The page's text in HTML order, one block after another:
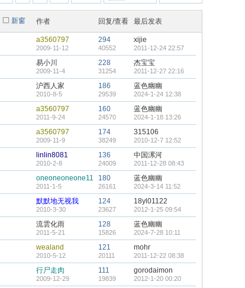
新窗 作者 回复/查看 最后发表
a3560797
2009-11-12
294
40552
xijie
2011-12-24 22:57
易小川
2009-11-4
228
31254
杰宝宝
2011-12-27 22:16
沪西人家
2010-8-5
186
29539
蓝色幽幽
2024-1-24 12:38
a3560797
2011-9-24
160
24570
蓝色幽幽
2024-1-18 13:26
a3560797
2009-11-9
174
38249
315106
2010-12-7 12:52
linlin8081
2010-2-8
136
24009
中国漯河
2011-12-28 08:43
oneoneoneone11
2011-1-5
180
26161
蓝色幽幽
2024-3-14 11:52
默默地无视我
2010-3-30
124
23627
18yl01122
2012-1-25 09:54
流雲化雨
2011-5-21
128
15826
蓝色幽幽
2024-7-28 10:11
wealand
2010-5-12
121
20111
mohr
2011-12-22 08:38
行尸走肉
2009-12-29
111
19839
gorodaimon
2012-1-20 00:20